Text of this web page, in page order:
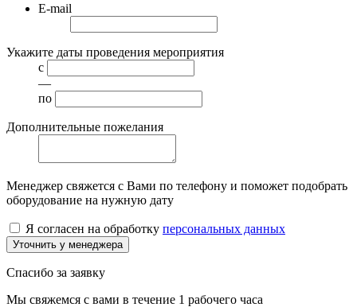
E-mail
Укажите даты проведения мероприятия
с
—
по
Дополнительные пожелания
Менеджер свяжется с Вами по телефону и поможет подобрать
оборудование на нужную дату
Я согласен на обработку персональных данных
Уточнить у менеджера
Спасибо за заявку
Мы свяжемся с вами в течение 1 рабочего часа